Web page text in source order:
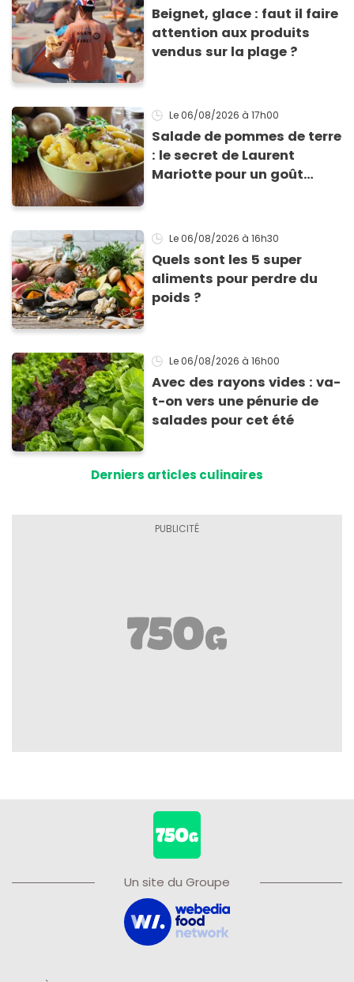
Beignet, glace : faut il faire
attention aux produits
vendus sur la plage ?
Le 06/08/2026 à 17h00
Salade de pommes de terre
: le secret de Laurent
Mariotte pour un goût
Le 06/08/2026 à 16h30
Quels sont les 5 super
aliments pour perdre du
poids ?
Le 06/08/2026 à 16h00
Avec des rayons vides : va-
t-on vers une pénurie de
salades pour cet été
Derniers articles culinaires
Un site du Groupe